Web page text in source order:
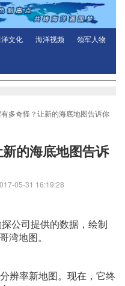
文化 海洋视频 领军人物
多奇怪？让新的海底地图告诉你
的海底地图告诉
05-31 16:19:28
公司提供的数据，绘制
湾地图。
辨率新地图。现在，它终